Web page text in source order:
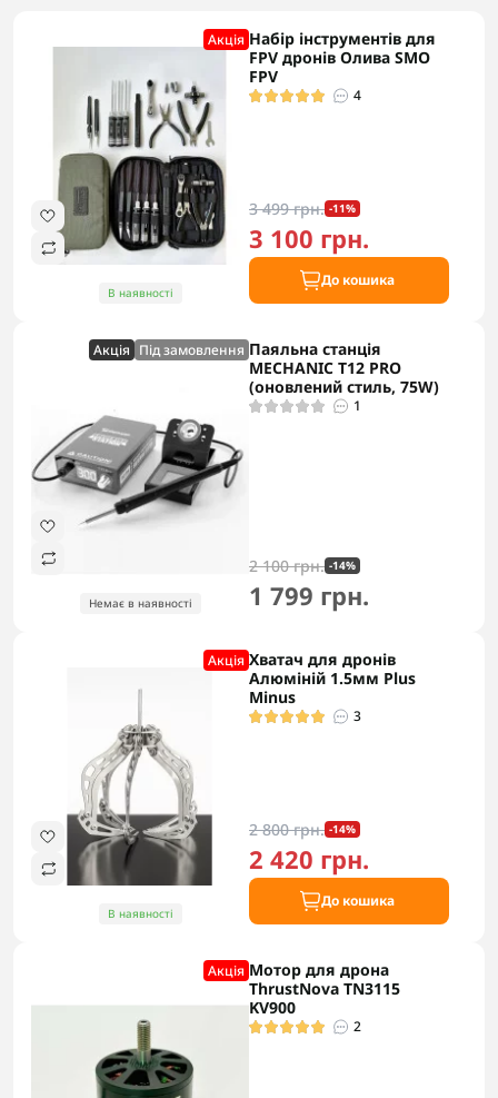
Акцiя
В наявності
Набір інструментів для
FPV дронів Олива SMO
FPV
4
3 499 грн. -11%
3 100 грн.
До кошика
Акцiя Під замовлення
Немає в наявності
Паяльна станція
MECHANIC T12 PRO
(оновлений стиль, 75W)
1
2 100 грн. -14%
1 799 грн.
Акцiя
В наявності
Хватач для дронів
Алюміній 1.5мм Plus
Minus
3
2 800 грн. -14%
2 420 грн.
До кошика
Акцiя Мотор для дрона
ThrustNova TN3115
KV900
2